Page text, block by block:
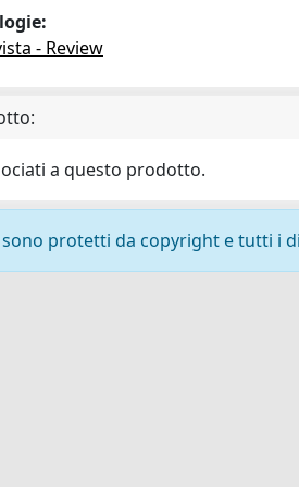
- Review
a questo prodotto.
protetti da copyright e tutti i